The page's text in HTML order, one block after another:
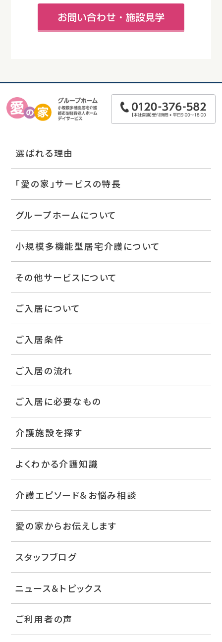
選ばれる理由
「愛の家」サービスの特長
グループホームについて
小規模多機能型居宅介護について
その他サービスについて
ご入居について
ご入居条件
ご入居の流れ
ご入居に必要なもの
介護施設を探す
よくわかる介護知識
介護エピソード＆お悩み相談
愛の家からお伝えします
スタッフブログ
ニュース＆トピックス
ご利用者の声